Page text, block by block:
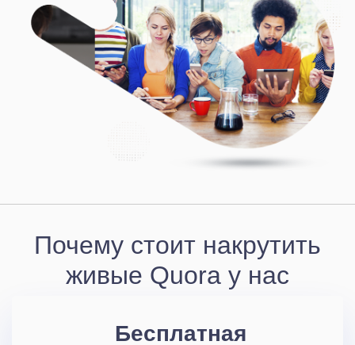
Почему стоит накрутить
живые Quora у нас
Бесплатная